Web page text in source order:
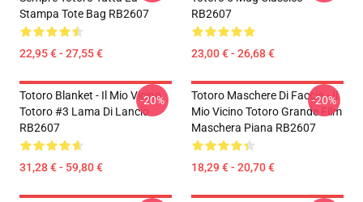
Stampa Tote Bag RB2607
22,95 € - 27,55 €
RB2607
23,00 € - 26,68 €
Totoro Blanket - Il Mio Vicino
Totoro #3 Lama Di Lancio
RB2607
31,28 € - 59,80 €
-20%
Totoro Maschere Di Faccia - Il
Mio Vicino Totoro Grande Film
Maschera Piana RB2607
18,29 € - 20,70 €
-20%